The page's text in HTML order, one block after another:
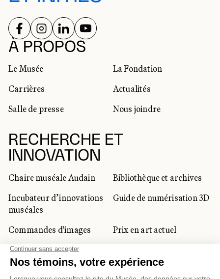
À PROPOS
Le Musée
La Fondation
Carrières
Actualités
Salle de presse
Nous joindre
RECHERCHE ET
INNOVATION
Chaire muséale Audain
Bibliothèque et archives
Incubateur d’innovations
muséales
Guide de numérisation 3D
Commandes d'images
Prix en art actuel
Prix Lynne-Cohen
RÉSEAUX SOCIAUX
SUIVEZ-NOUS SUR
SUIVEZ-NOUS SUR
SUIVEZ-NOUS SUR
SUIVEZ-NOUS SUR